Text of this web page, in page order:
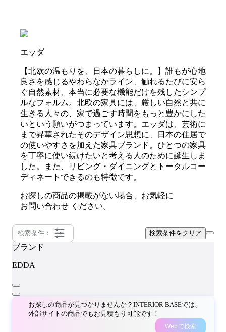
エッダ
【北欧の温もりを、日本の暮らしに。】誰もが心地
良さを感じるやわらなかライン、触れるたびに安ら
ぐ自然素材、本当に必要な機能だけを残したシンプ
ルなフォルム。北欧の家具には、厳しい自然と共に
生きる人々の、家で過ごす時間をもっと豊かにした
いという願いがつまっています。エッダは、芸術に
まで昇華されたそのデザイン思想に、日本の住居で
の使いやすさを加えた家具ブランド。ひとつの家具
を丁寧に使い続けたいと考える人のために誕生しま
した。また、リビング・ダイニングとトータルコー
ディネートできるのも特徴です。
お探しの商品の掲載がない場合、お気軽に
お問い合わせ ください。
検索条件： 検索条件をクリア
ブランド
EDDA
お探しの商品が見つかりませんか？INTERIOR BASEでは、
外部サイトの商品でもお見積もり可能です！
Webで検索